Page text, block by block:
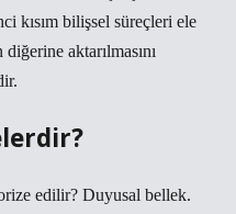
kısım bilişsel süreçleri ele
aktarılmasını
edilir? Duyusal bellek.